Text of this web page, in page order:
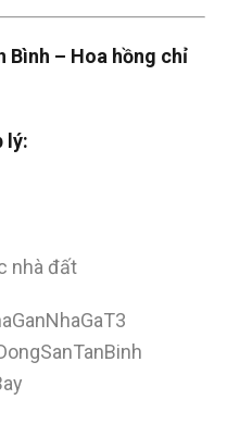
Bình – Hoa hồng chỉ
lý:
nhà đất